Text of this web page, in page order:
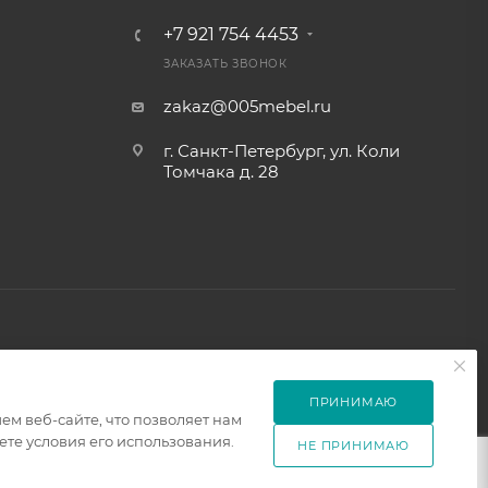
+7 921 754 4453
ЗАКАЗАТЬ ЗВОНОК
zakaz@005mebel.ru
г. Санкт-Петербург, ул. Коли
Томчака д. 28
веб-сайте, что позволяет нам
условия его использования.
ПРИНИМАЮ
НЕ ПРИНИМАЮ